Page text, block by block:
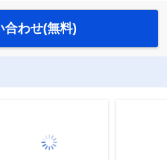
合わせ(無料)